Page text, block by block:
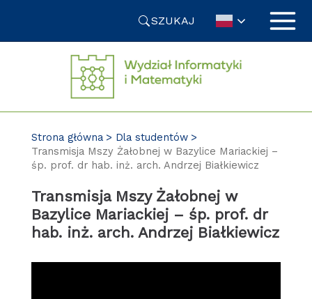
SZUKAJ
Strona główna
Dla studentów
Transmisja Mszy Żałobnej w Bazylice Mariackiej –
śp. prof. dr hab. inż. arch. Andrzej Białkiewicz
Transmisja Mszy Żałobnej w
Bazylice Mariackiej – śp. prof. dr
hab. inż. arch. Andrzej Białkiewicz